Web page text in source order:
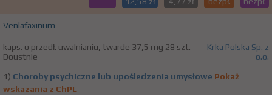
Venlafaxinum
kaps. o przedł. uwalnianiu, twarde 37,5 mg 28 szt.
Doustnie
Krka Polska Sp. z
o.o.
1) Choroby psychiczne lub upośledzenia umysłowe Pokaż
wskazania z ChPL